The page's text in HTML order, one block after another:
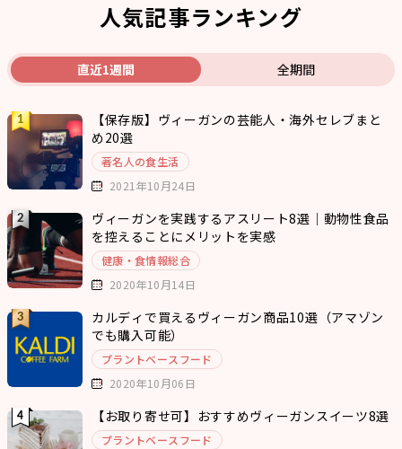
人気記事ランキング
直近1週間 全期間
【保存版】ヴィーガンの芸能人・海外セレブまと
め20選
著名人の食生活
2021年10月24日
ヴィーガンを実践するアスリート8選｜動物性食品
を控えることにメリットを実感
健康・食情報総合
2020年10月14日
カルディで買えるヴィーガン商品10選（アマゾン
でも購入可能）
プラントベースフード
2020年10月06日
【お取り寄せ可】おすすめヴィーガンスイーツ8選
プラントベースフード